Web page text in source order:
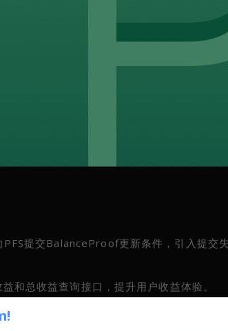
提交BalanceProof更新条件，引入提交
和总收益查询接口，提升用户收益体验。
评估性能稳定性。